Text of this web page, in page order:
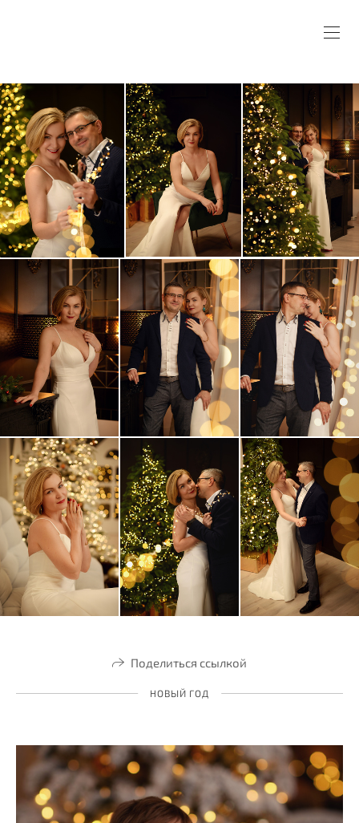
Поделиться ссылкой
НОВЫЙ ГОД